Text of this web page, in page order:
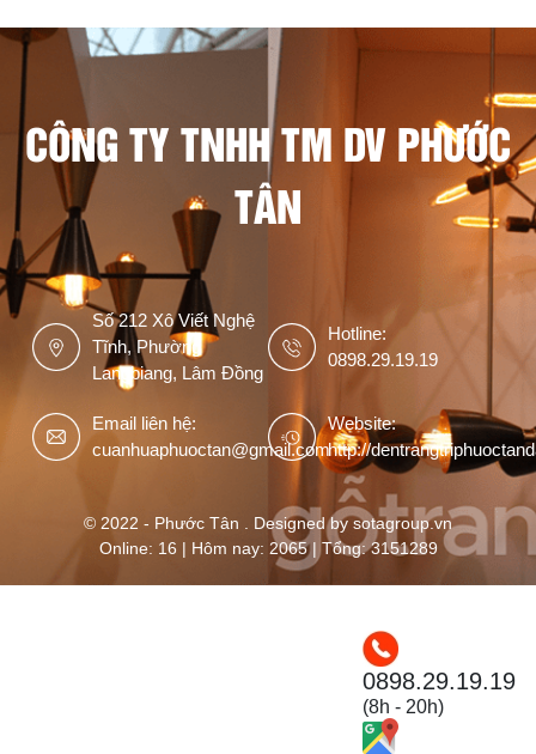
CÔNG TY TNHH TM DV PHƯỚC
TÂN
Số 212 Xô Viết Nghệ
Tĩnh, Phường
Langbiang, Lâm Đồng
Hotline:
0898.29.19.19
Email liên hệ:
cuanhuaphuoctan@gmail.com
Website:
http://
© 2022 - Phước Tân . Designed by sotagroup.vn
Online: 16 | Hôm nay: 2065 | Tổng: 3151289
0898.29.19.19
(8h - 20h)